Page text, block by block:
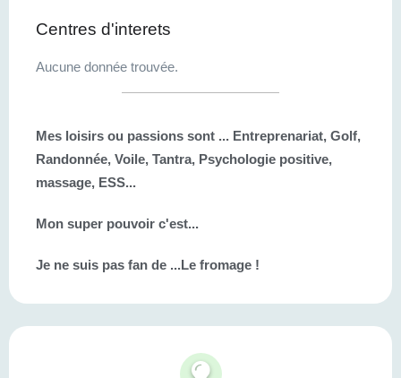
Centres d'interets
Aucune donnée trouvée.
Mes loisirs ou passions sont ... Entreprenariat, Golf,
Randonnée, Voile, Tantra, Psychologie positive,
massage, ESS...
Mon super pouvoir c'est...
Je ne suis pas fan de ...Le fromage !